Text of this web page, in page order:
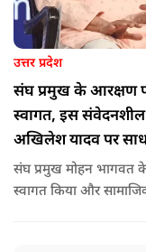
उत्तर प्रदेश
संघ प्रमुख के आरक्षण
स्वागत, इस
अखिलेश यादव पर
संघ प्रमुख मोहन भागवत
स्वागत किया और